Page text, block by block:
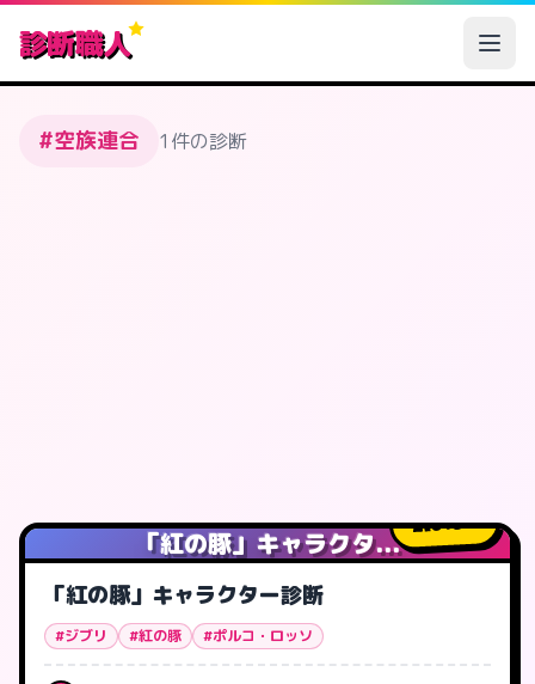
診断職人
#空族連合 1件の診断
「紅の豚」キャラクタ...
615人
「紅の豚」キャラクター診断
#ジブリ #紅の豚 #ポルコ・ロッソ